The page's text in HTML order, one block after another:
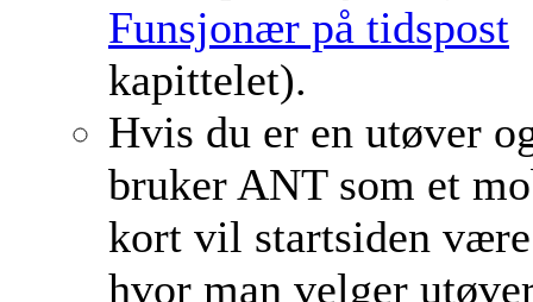
Funsjonær på tidspost
kapittelet).
Hvis du er en utøver
bruker ANT som et
kort vil startsiden
hvor man velger